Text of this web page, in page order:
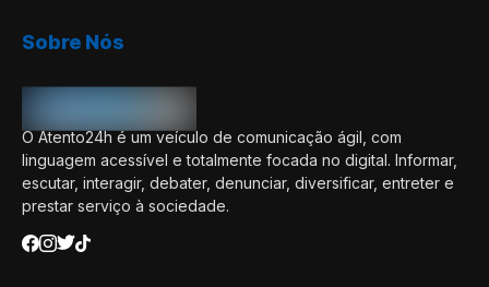
Sobre Nós
O Atento24h é um veículo de comunicação ágil, com
linguagem acessível e totalmente focada no digital. Informar,
escutar, interagir, debater, denunciar, diversificar, entreter e
prestar serviço à sociedade.